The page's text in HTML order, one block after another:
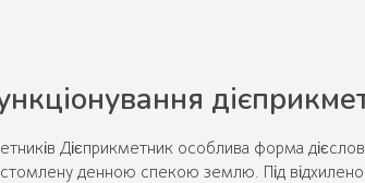
Дієприкметник особлива форма
стомлену денною спекою землю. Під